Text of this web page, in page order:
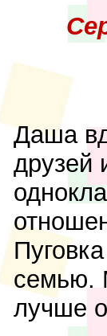
Даша
друзей
семью.
лучше